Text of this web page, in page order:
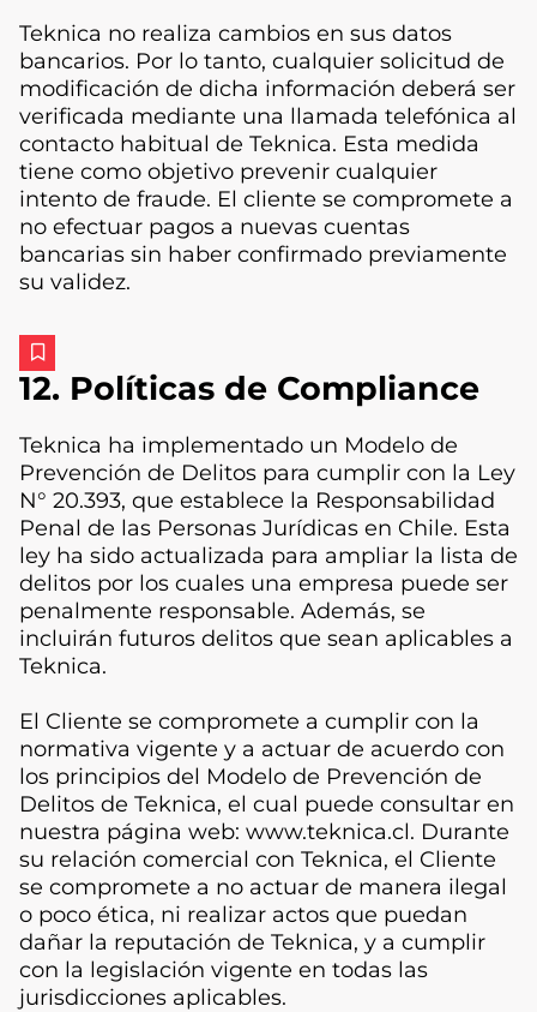
Teknica no realiza cambios en sus datos
bancarios. Por lo tanto, cualquier solicitud de
modificación de dicha información deberá ser
verificada mediante una llamada telefónica al
contacto habitual de Teknica. Esta medida
tiene como objetivo prevenir cualquier
intento de fraude. El cliente se compromete a
no efectuar pagos a nuevas cuentas
bancarias sin haber confirmado previamente
su validez.
12. Políticas de Compliance
Teknica ha implementado un Modelo de
Prevención de Delitos para cumplir con la Ley
N° 20.393, que establece la Responsabilidad
Penal de las Personas Jurídicas en Chile. Esta
ley ha sido actualizada para ampliar la lista de
delitos por los cuales una empresa puede ser
penalmente responsable. Además, se
incluirán futuros delitos que sean aplicables a
Teknica.
El Cliente se compromete a cumplir con la
normativa vigente y a actuar de acuerdo con
los principios del Modelo de Prevención de
Delitos de Teknica, el cual puede consultar en
nuestra página web: www.teknica.cl. Durante
su relación comercial con Teknica, el Cliente
se compromete a no actuar de manera ilegal
o poco ética, ni realizar actos que puedan
dañar la reputación de Teknica, y a cumplir
con la legislación vigente en todas las
jurisdicciones aplicables.